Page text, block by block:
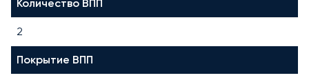
Количество ВПП
2
Покрытие ВПП